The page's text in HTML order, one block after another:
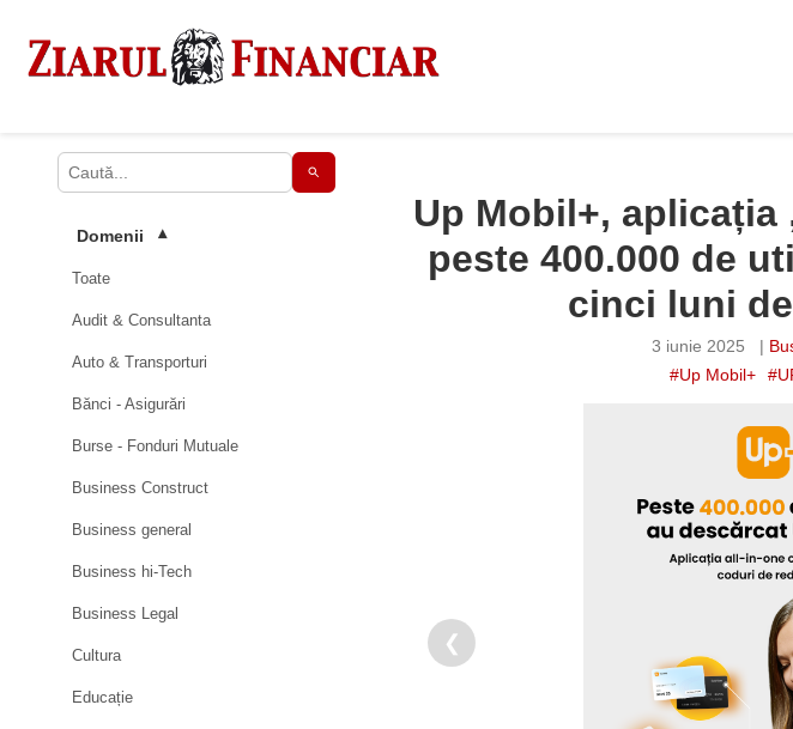
Domenii ▾
Toate
Audit & Consultanta
Auto & Transporturi
Bănci - Asigurări
Burse - Fonduri Mutuale
Business Construct
Business general
Business hi-Tech
Business Legal
Cultura
Educație
Up Mobil+, aplicația
peste 400.000 de
cinci luni
3 iunie 2025 |
#Up Mobil+
❮